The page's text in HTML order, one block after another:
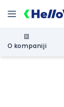
O kompaniji